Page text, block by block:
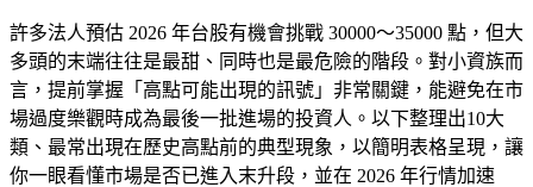
許多法人預估 2026 年台股有機會挑戰 30000～35000 點，但大
多頭的末端往往是最甜、同時也是最危險的階段。對小資族而
言，提前掌握「高點可能出現的訊號」非常關鍵，能避免在市
場過度樂觀時成為最後一批進場的投資人。以下整理出10大
類、最常出現在歷史高點前的典型現象，以簡明表格呈現，讓
你一眼看懂市場是否已進入末升段，並在 2026 年行情加速